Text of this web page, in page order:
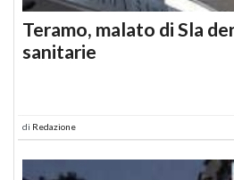
Teramo, malato di Sla
sanitarie
di Redazione